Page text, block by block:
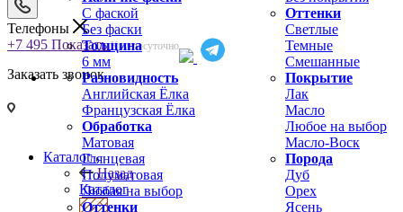
С фаской
Без фаски
Толщина
6 мм
Оттенки
Светлые
Темные
Смешанные
Разновидность
Английская Ёлка
Французская Ёлка
Обработка
Матовая
Глянцевая
Полуматовая
Любая на выбор
Оттенки
Покрытие
Лак
Масло
Любое на выбор
Масло-Воск
Порода
Дуб
Орех
Ясень
Телефоны
+7 495 Показать Круглосуточно
Заказать звонок
Каталог
Назад
Каталог